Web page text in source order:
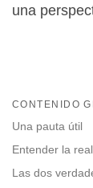
una
CONTENIDO
Una pauta útil
Entender la
Las dos